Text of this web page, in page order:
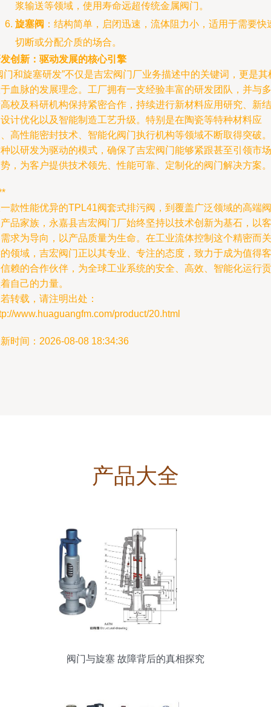
浆输送等领域，使用寿命远超传统金属阀门。
旋塞阀 ：结构简单，启闭迅速，流体阻力小，适用于需要快
切断或分配介质的场合。
创新：驱动发展的核心引擎
门和旋塞研发”不仅是吉宏阀门厂业务描述中的关键词，更是其
血脉的发展理念。工厂拥有一支经验丰富的研发团队，并与多
校及科研机构保持紧密合作，持续进行新材料应用研究、新结
计优化以及智能制造工艺升级。特别是在陶瓷等特种材料应
高性能密封技术、智能化阀门执行机构等领域不断取得突破。
以研发为驱动的模式，确保了吉宏阀门能够紧跟甚至引领市场
，为客户提供技术领先、性能可靠、定制化的阀门解决方案。
款性能优异的TPL41阀套式排污阀，到覆盖广泛领域的高端阀
品家族，永嘉县吉宏阀门厂始终坚持以技术创新为基石，以客
求为导向，以产品质量为生命。在工业流体控制这个精密而关
领域，吉宏阀门正以其专业、专注的态度，致力于成为值得客
赖的合作伙伴，为全球工业系统的安全、高效、智能化运行贡
自己的力量。
转载，请注明出处：
www.huaguangfm.com/product/20.html
时间：2026-08-08 18:34:36
产品大全
阀门与旋塞 故障背后的真相探究